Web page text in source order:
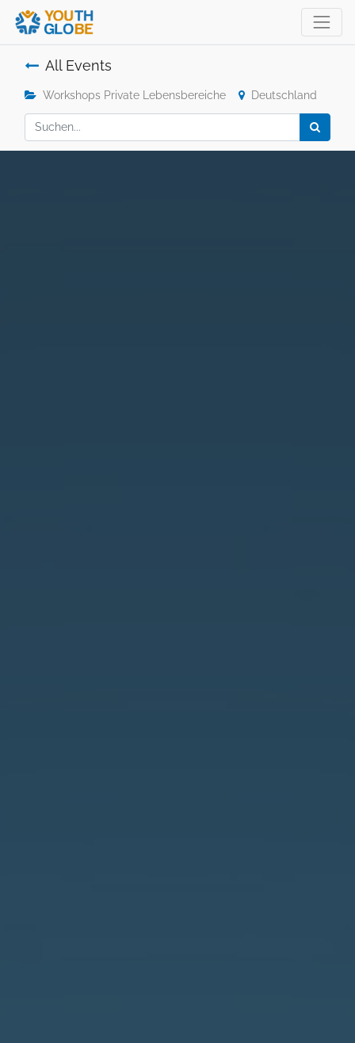
All Events
Workshops Private Lebensbereiche Deutschland